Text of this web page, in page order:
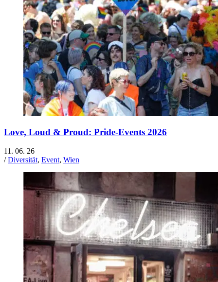
Love, Loud & Proud: Pride-Events 2026
11. 06. 26
/Diversität, Event, Wien